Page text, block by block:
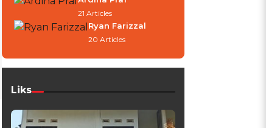
21 Articles
Ryan Farizzal
20 Articles
Liks